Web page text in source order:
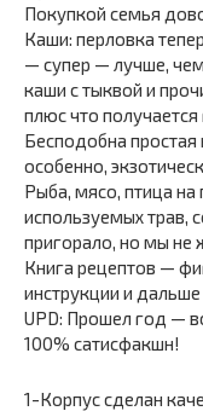
Покупкой семья
Каши: перловка
— супер — лучше,
каши с тыквой и
плюс что
Бесподобна простая
особенно,
Рыба, мясо, птица
используемых трав,
пригорало, но мы не
Книга рецептов —
инструкции и
UPD: Прошел год —
100% сатисфакшн!
1-Корпус сделан